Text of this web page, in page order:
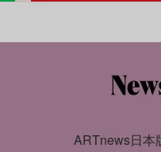
ARTnews日本